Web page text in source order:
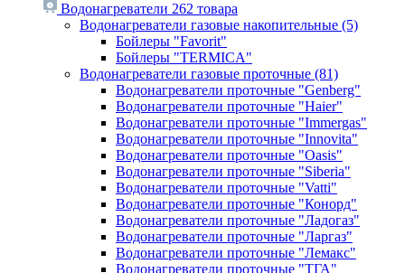
Водонагреватели 262 товара
Водонагреватели газовые накопительные (5)
Бойлеры "Favorit"
Бойлеры "TERMICA"
Водонагреватели газовые проточные (81)
Водонагреватели проточные "Genberg"
Водонагреватели проточные "Haier"
Водонагреватели проточные "Immergas"
Водонагреватели проточные "Innovita"
Водонагреватели проточные "Oasis"
Водонагреватели проточные "Siberia"
Водонагреватели проточные "Vatti"
Водонагреватели проточные "Конорд"
Водонагреватели проточные "Ладогаз"
Водонагреватели проточные "Ларгаз"
Водонагреватели проточные "Лемакс"
Водонагреватели проточные "ТГА"